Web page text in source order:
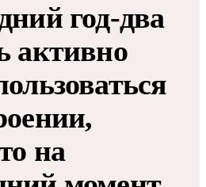
год-два
активно
на